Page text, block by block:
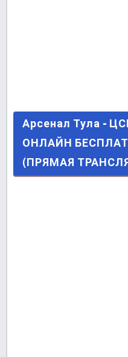
Арсенал Тула -
БЕСПЛАТНО 8
ТРАНСЛЯЦИЯ)
Арсенал Тула -
ОНЛАЙН
(ПРЯМАЯ